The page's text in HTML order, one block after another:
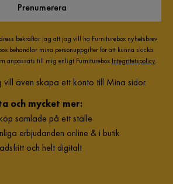
Prenumerera
bekräftar jag att jag vill ha Furniturebox nyhetsbrev
behandlar mina personuppgifter för att kunna skicka
anpassats till mig enligt Furniturebox Integritetspolicy.
vill även skapa ett konto till Mina sidor.
och mycket mer:
samlade på ett ställe
erbjudanden online & i butik
och helt digitalt